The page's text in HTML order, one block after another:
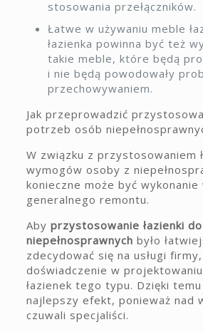
stosowania przełączników.
Łatwe w używaniu meble
łazienka powinna być też
takie meble, które będą
i nie będą powodowały
przechowywaniem.
Jak przeprowadzić
potrzeb osób
W związku z przystosowaniem
wymogów osoby z
konieczne może być wykonanie
generalnego remontu.
Aby przystosowanie łazienki
niepełnosprawnych było
zdecydować się na usługi
doświadczenie w
łazienek tego typu. Dzięki
najlepszy efekt, ponieważ nad
czuwali specjaliści.